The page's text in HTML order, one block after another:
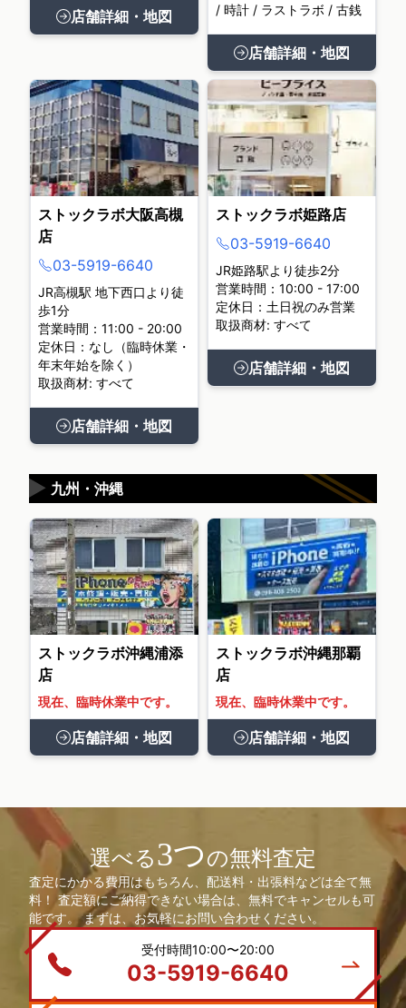
店舗詳細・地図
/ 時計 / ラストラボ / 古銭
店舗詳細・地図
ストックラボ大阪高槻
店
03-5919-6640
JR高槻駅 地下西口より徒
歩1分
営業時間：11:00 - 20:00
定休日：なし（臨時休業・
年末年始を除く）
取扱商材: すべて
店舗詳細・地図
ストックラボ姫路店
03-5919-6640
JR姫路駅より徒歩2分
営業時間：10:00 - 17:00
定休日：土日祝のみ営業
取扱商材: すべて
店舗詳細・地図
九州・沖縄
▶
ストックラボ沖縄浦添
店
現在、臨時休業中です。
店舗詳細・地図
ストックラボ沖縄那覇
店
現在、臨時休業中です。
店舗詳細・地図
選べる3つの無料査定
査定にかかる費用はもちろん、配送料・出張料などは全て無
料！ 査定額にご納得できない場合は、無料でキャンセルも可
能です。 まずは、お気軽にお問い合わせください。
受付時間10:00〜20:00
03-5919-6640